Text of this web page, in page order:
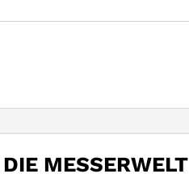
MESSERWELT